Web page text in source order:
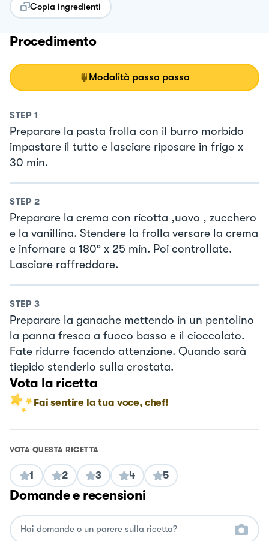
Copia ingredienti
Procedimento
Modalità passo passo
STEP 1
Preparare la pasta frolla con il burro morbido
impastare il tutto e lasciare riposare in frigo x
30 min.
STEP 2
Preparare la crema con ricotta ,uovo , zucchero
e la vanillina. Stendere la frolla versare la crema
e infornare a 180° x 25 min. Poi controllate.
Lasciare raffreddare.
STEP 3
Preparare la ganache mettendo in un pentolino
la panna fresca a fuoco basso e il cioccolato.
Fate ridurre facendo attenzione. Quando sarà
tiepido stenderlo sulla crostata.
Vota la ricetta
Fai sentire la tua voce, chef!
VOTA QUESTA RICETTA
1 2 3 4 5
Domande e recensioni